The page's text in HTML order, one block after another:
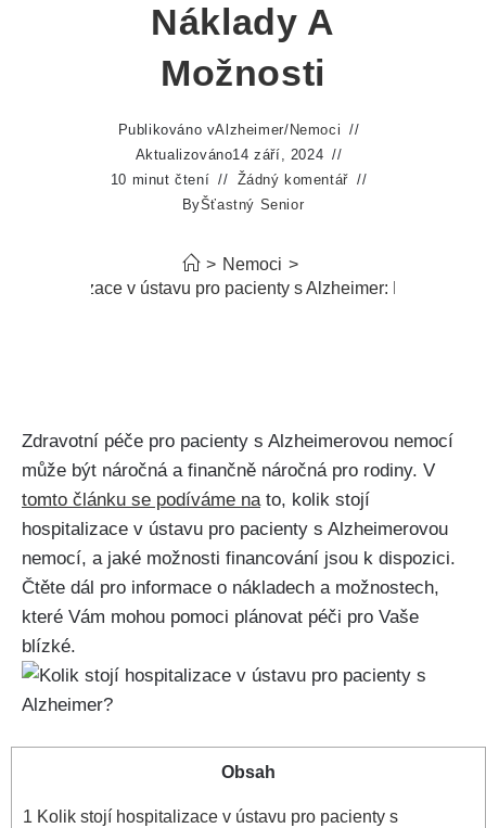
Náklady A
Možnosti
Publikováno vAlzheimer/ Nemoci
Aktualizováno14 září, 2024
10 minut čtení
Žádný komentář
ByŠťastný Senior
> Nemoci >
hospitalizace v ústavu pro pacienty s Alzheimer: Náklady a
Zdravotní péče pro pacienty s Alzheimerovou nemocí
může být náročná a finančně náročná pro rodiny. V
tomto článku se podíváme na to, kolik stojí
hospitalizace v ústavu pro pacienty s Alzheimerovou
nemocí, a jaké možnosti financování jsou k dispozici.
Čtěte dál pro informace o nákladech a možnostech,
které Vám mohou pomoci plánovat péči pro Vaše
blízké.
Obsah
1 Kolik stojí hospitalizace v ústavu pro pacienty s